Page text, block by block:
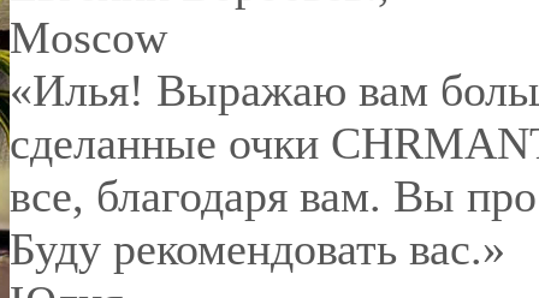
Moscow
«Илья! Выражаю вам
сделанные очки
все, благодаря вам. Вы
Буду рекомендовать вас.»